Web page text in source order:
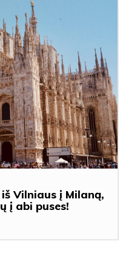
Vilniaus į Milaną,
į abi puses!